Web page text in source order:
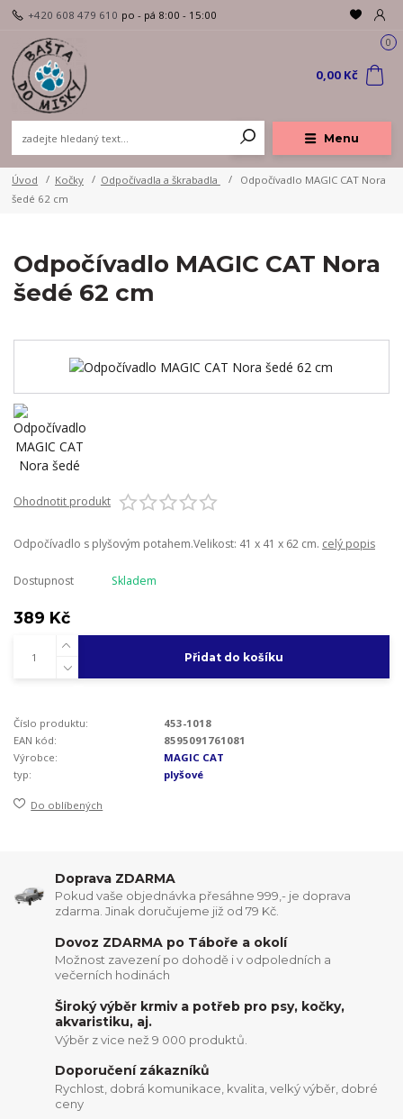
Menu
+420 608 479 610 po - pá 8:00 - 15:00
0
0,00 Kč
Úvod Kočky Odpočívadla a škrabadla
Odpočívadlo MAGIC CAT Nora
šedé 62 cm
Odpočívadlo MAGIC CAT Nora
šedé 62 cm
Ohodnotit produkt
Odpočívadlo s plyšovým potahem.Velikost: 41 x 41 x 62 cm. celý popis
Dostupnost Skladem
389 Kč
Přidat do košíku
Číslo produktu:
453-1018
EAN kód:
8595091761081
Výrobce:
MAGIC CAT
typ:
plyšové
Do oblíbených
Doprava ZDARMA
Pokud vaše objednávka přesáhne 999,- je doprava
zdarma. Jinak doručujeme již od 79 Kč.
Dovoz ZDARMA po Táboře a okolí
Možnost zavezení po dohodě i v odpoledních a
večerních hodinách
Široký výběr krmiv a potřeb pro psy, kočky,
akvaristiku, aj.
Výběr z vice než 9 000 produktů.
Doporučení zákazníků
Rychlost, dobrá komunikace, kvalita, velký výběr, dobré
ceny